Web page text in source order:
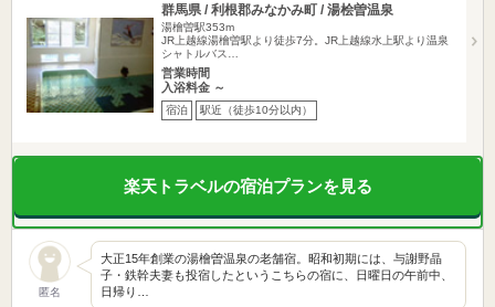
群馬県 / 利根郡みなかみ町 / 湯桧曽温泉
湯檜曽駅353m
JR上越線湯檜曽駅より徒歩7分。JR上越線水上駅より温泉
シャトルバス…
営業時間
入浴料金 ～
宿泊 駅近（徒歩10分以内）
楽天トラベルの宿泊プランを見る
匿名
大正15年創業の湯檜曽温泉の老舗宿。昭和初期には、与謝野晶
子・鉄幹夫妻も投宿したというこちらの宿に、日曜日の午前中、
日帰り…